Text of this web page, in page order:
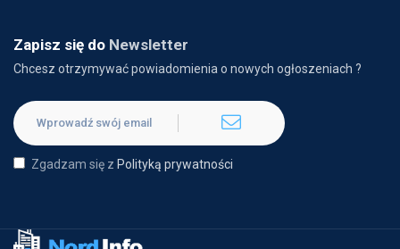
Zapisz się do Newsletter
Chcesz otrzymywać powiadomienia o nowych ogłoszeniach ?
Zgadzam się z Polityką prywatności